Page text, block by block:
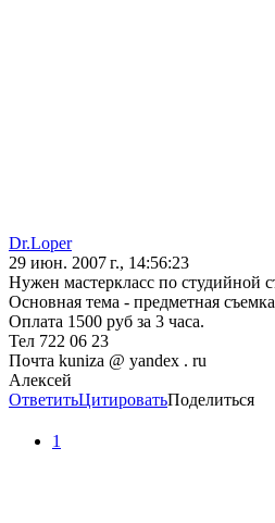
Dr.Loper
29 июн. 2007 г., 14:56:23
Нужен мастеркласс по студийной
Основная тема - предметная
Оплата 1500 руб за 3 часа.
Тел 722 06 23
Почта kuniza @ yandex . ru
Алексей
ОтветитьЦитироватьПоделиться
1